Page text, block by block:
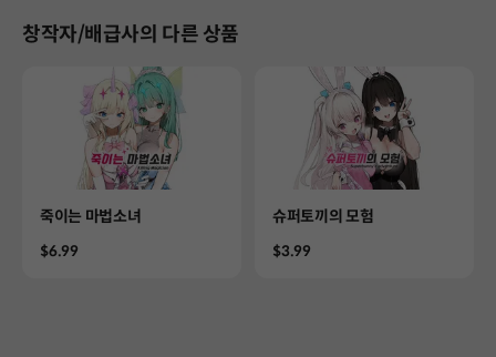
창작자/배급사의 다른 상품
Product
죽이는 마법소녀
Price
$6.99
Product
슈퍼토끼의 모험
Price
$3.99